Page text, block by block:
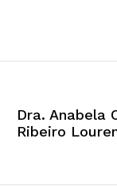
Dra. Anabela
Ribeiro